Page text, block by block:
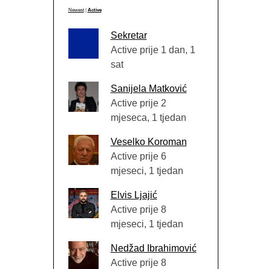
Newest Active
Sekretar
Active prije 1 dan, 1
sat
Sanijela Matković
Active prije 2
mjeseca, 1 tjedan
Veselko Koroman
Active prije 6
mjeseci, 1 tjedan
Elvis Ljajić
Active prije 8
mjeseci, 1 tjedan
Nedžad Ibrahimović
Active prije 8